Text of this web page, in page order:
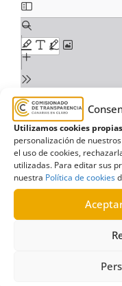
Utilizamos cookies
personalización de
el uso de cookies,
utilizadas. Para editar sus
nuestra Política de cookies